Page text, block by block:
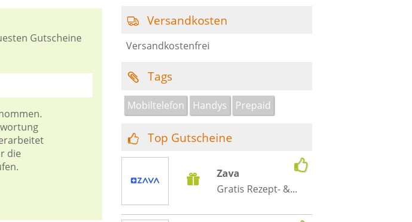
Gutscheine
die
Versandkosten
Versandkostenfrei
Tags
Mobiltelefon Handys Prepaid
Top Gutscheine
Zava
Gratis Rezept- &...